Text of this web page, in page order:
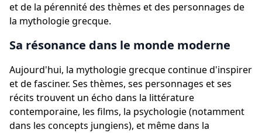
et de la pérennité des thèmes et des personnages de
la mythologie grecque.
Sa résonance dans le monde moderne
Aujourd'hui, la mythologie grecque continue d'inspirer
et de fasciner. Ses thèmes, ses personnages et ses
récits trouvent un écho dans la littérature
contemporaine, les films, la psychologie (notamment
dans les concepts jungiens), et même dans la